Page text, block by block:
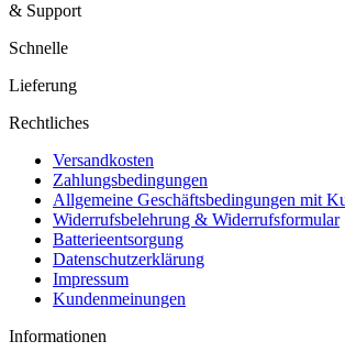
& Support
Schnelle
Lieferung
Rechtliches
Versandkosten
Zahlungsbedingungen
Allgemeine Geschäftsbedingungen mit
Widerrufsbelehrung & Widerrufsformular
Batterieentsorgung
Datenschutzerklärung
Impressum
Kundenmeinungen
Informationen